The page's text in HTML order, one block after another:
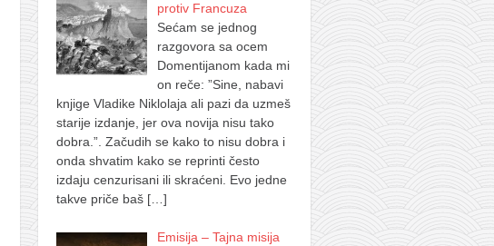
protiv Francuza
Sećam se jednog
razgovora sa ocem
Domentijanom kada mi
on reče: ”Sine, nabavi
knjige Vladike Niklolaja ali pazi da uzmeš
starije izdanje, jer ova novija nisu tako
dobra.”. Začudih se kako to nisu dobra i
onda shvatim kako se reprinti često
izdaju cenzurisani ili skraćeni. Evo jedne
takve priče baš […]
Emisija – Tajna misija